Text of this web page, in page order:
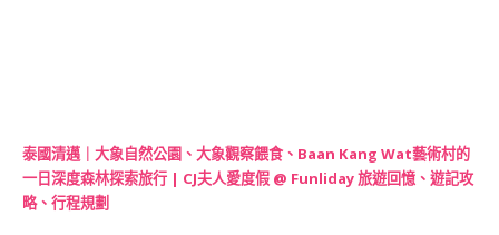
泰國清邁｜大象自然公園、大象觀察餵食、Baan Kang Wat藝術村的
一日深度森林探索旅行 | CJ夫人愛度假 @ Funliday 旅遊回憶、遊記攻
略、行程規劃